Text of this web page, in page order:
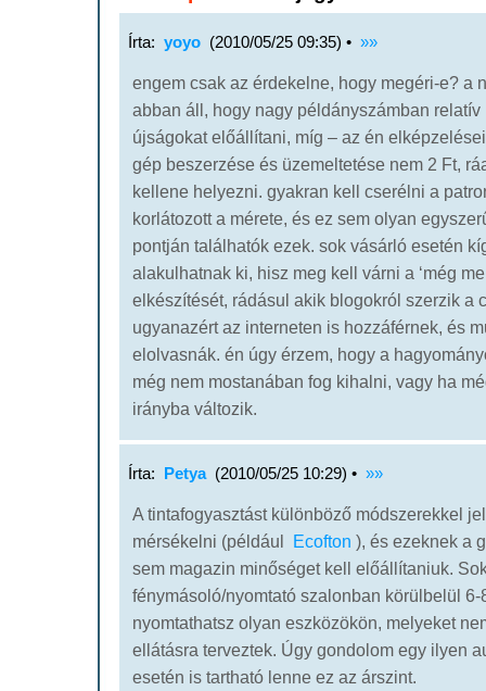
Írta: yoyo (2010/05/25 09:35) • »»
engem csak az érdekelne, hogy megéri-e? a
abban áll, hogy nagy példányszámban
újságokat előállítani, míg – az én
gép beszerzése és üzemeltetése nem 2 Ft,
kellene helyezni. gyakran kell cserélni a
korlátozott a mérete, és ez sem olyan
pontján találhatók ezek. sok vásárló esetén
alakulhatnak ki, hisz meg kell várni a ‘még
elkészítését, rádásul akik blogokról szerzik a
ugyanazért az interneten is hozzáférnek, és
elolvasnák. én úgy érzem, hogy a
még nem mostanában fog kihalni, vagy ha
irányba változik.
Írta: Petya (2010/05/25 10:29) • »»
A tintafogyasztást különböző módszerekkel
mérsékelni (például Ecofton ), és ezeknek a
sem magazin minőséget kell előállítaniuk.
fénymásoló/nyomtató szalonban körülbelül 6-
nyomtathatsz olyan eszközökön, melyeket
ellátásra terveztek. Úgy gondolom egy ilyen
esetén is tartható lenne ez az árszint.